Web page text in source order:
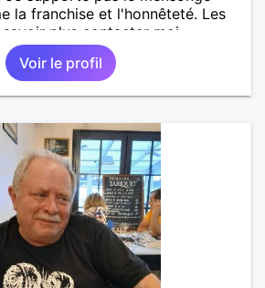
la franchise et l'honnêteté. Les
plus contacter moi.
Voir le profil